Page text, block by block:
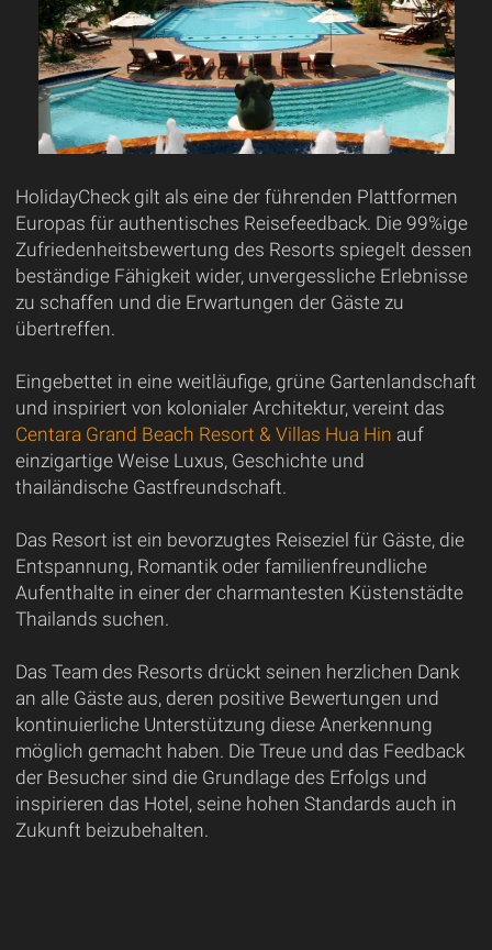
HolidayCheck gilt als eine der führenden Plattformen
Europas für authentisches Reisefeedback. Die 99%ige
Zufriedenheitsbewertung des Resorts spiegelt dessen
beständige Fähigkeit wider, unvergessliche Erlebnisse
zu schaffen und die Erwartungen der Gäste zu
übertreffen.
Eingebettet in eine weitläufige, grüne Gartenlandschaft
und inspiriert von kolonialer Architektur, vereint das
Centara Grand Beach Resort & Villas Hua Hin auf
einzigartige Weise Luxus, Geschichte und
thailändische Gastfreundschaft.
Das Resort ist ein bevorzugtes Reiseziel für Gäste, die
Entspannung, Romantik oder familienfreundliche
Aufenthalte in einer der charmantesten Küstenstädte
Thailands suchen.
Das Team des Resorts drückt seinen herzlichen Dank
an alle Gäste aus, deren positive Bewertungen und
kontinuierliche Unterstützung diese Anerkennung
möglich gemacht haben. Die Treue und das Feedback
der Besucher sind die Grundlage des Erfolgs und
inspirieren das Hotel, seine hohen Standards auch in
Zukunft beizubehalten.